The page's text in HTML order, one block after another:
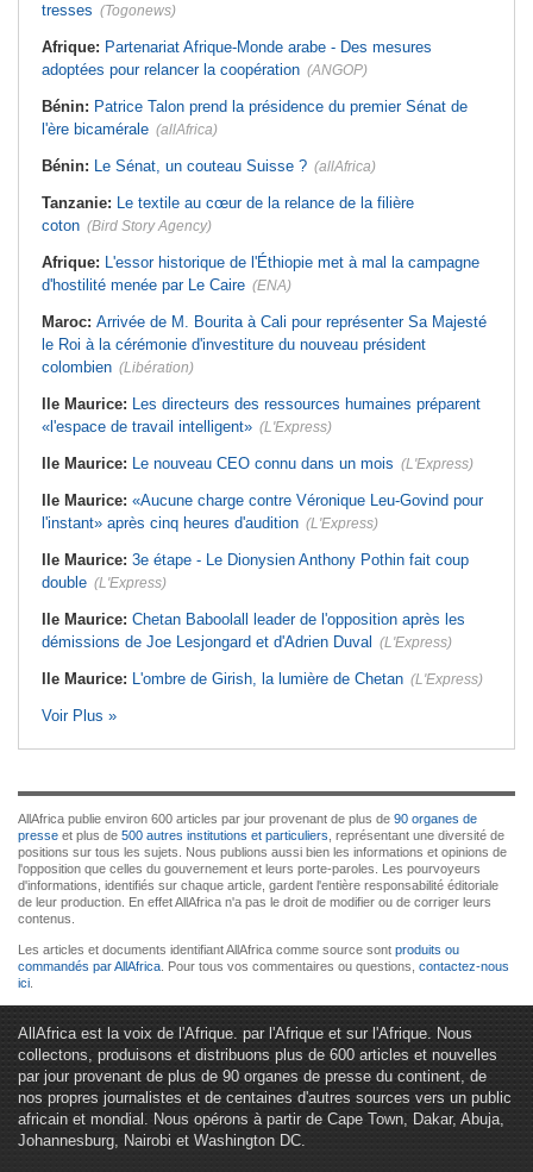
tresses (Togonews)
Afrique: Partenariat Afrique-Monde arabe - Des mesures
adoptées pour relancer la coopération (ANGOP)
Bénin: Patrice Talon prend la présidence du premier Sénat de
l'ère bicamérale (allAfrica)
Bénin: Le Sénat, un couteau Suisse ? (allAfrica)
Tanzanie: Le textile au cœur de la relance de la filière
coton (Bird Story Agency)
Afrique: L'essor historique de l'Éthiopie met à mal la campagne
d'hostilité menée par Le Caire (ENA)
Maroc: Arrivée de M. Bourita à Cali pour représenter Sa Majesté
le Roi à la cérémonie d'investiture du nouveau président
colombien (Libération)
Ile Maurice: Les directeurs des ressources humaines préparent
«l'espace de travail intelligent» (L'Express)
Ile Maurice: Le nouveau CEO connu dans un mois (L'Express)
Ile Maurice: «Aucune charge contre Véronique Leu-Govind pour
l'instant» après cinq heures d'audition (L'Express)
Ile Maurice: 3e étape - Le Dionysien Anthony Pothin fait coup
double (L'Express)
Ile Maurice: Chetan Baboolall leader de l'opposition après les
démissions de Joe Lesjongard et d'Adrien Duval (L'Express)
Ile Maurice: L'ombre de Girish, la lumière de Chetan (L'Express)
Voir Plus »
AllAfrica publie environ 600 articles par jour provenant de plus de 90 organes de
presse et plus de 500 autres institutions et particuliers , représentant une diversité de
positions sur tous les sujets. Nous publions aussi bien les informations et opinions de
l'opposition que celles du gouvernement et leurs porte-paroles. Les pourvoyeurs
d'informations, identifiés sur chaque article, gardent l'entière responsabilité éditoriale
de leur production. En effet AllAfrica n'a pas le droit de modifier ou de corriger leurs
contenus.
Les articles et documents identifiant AllAfrica comme source sont produits ou
commandés par AllAfrica . Pour tous vos commentaires ou questions, contactez-nous
ici
AllAfrica est la voix de l'Afrique. par l'Afrique et sur l'Afrique. Nous
collectons, produisons et distribuons plus de 600 articles et nouvelles
par jour provenant de plus de 90 organes de presse du continent, de
nos propres journalistes et de centaines d'autres sources vers un public
africain et mondial. Nous opérons à partir de Cape Town, Dakar, Abuja,
Johannesburg, Nairobi et Washington DC.